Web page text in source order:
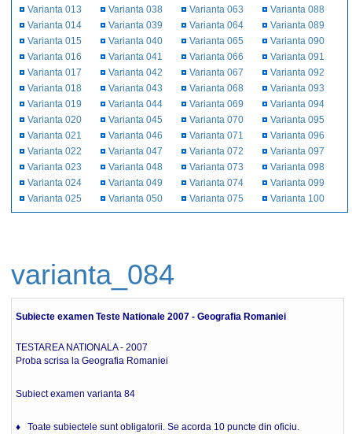
Varianta 013
Varianta 014
Varianta 015
Varianta 016
Varianta 017
Varianta 018
Varianta 019
Varianta 020
Varianta 021
Varianta 022
Varianta 023
Varianta 024
Varianta 025
Varianta 038
Varianta 039
Varianta 040
Varianta 041
Varianta 042
Varianta 043
Varianta 044
Varianta 045
Varianta 046
Varianta 047
Varianta 048
Varianta 049
Varianta 050
Varianta 063
Varianta 064
Varianta 065
Varianta 066
Varianta 067
Varianta 068
Varianta 069
Varianta 070
Varianta 071
Varianta 072
Varianta 073
Varianta 074
Varianta 075
Varianta 088
Varianta 089
Varianta 090
Varianta 091
Varianta 092
Varianta 093
Varianta 094
Varianta 095
Varianta 096
Varianta 097
Varianta 098
Varianta 099
Varianta 100
varianta_084
Subiecte examen Teste Nationale 2007 - Geografia Romaniei
TESTAREA NATIONALA - 2007
Proba scrisa la Geografia Romaniei
Subiect examen varianta 84
♦ Toate subiectele sunt obligatorii. Se acorda 10 puncte din oficiu.